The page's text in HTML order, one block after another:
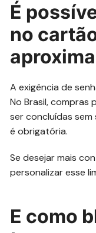
É
no
A exigência de
No Brasil, compras
ser concluídas
é obrigatória.
Se desejar mais
personalizar esse
E como